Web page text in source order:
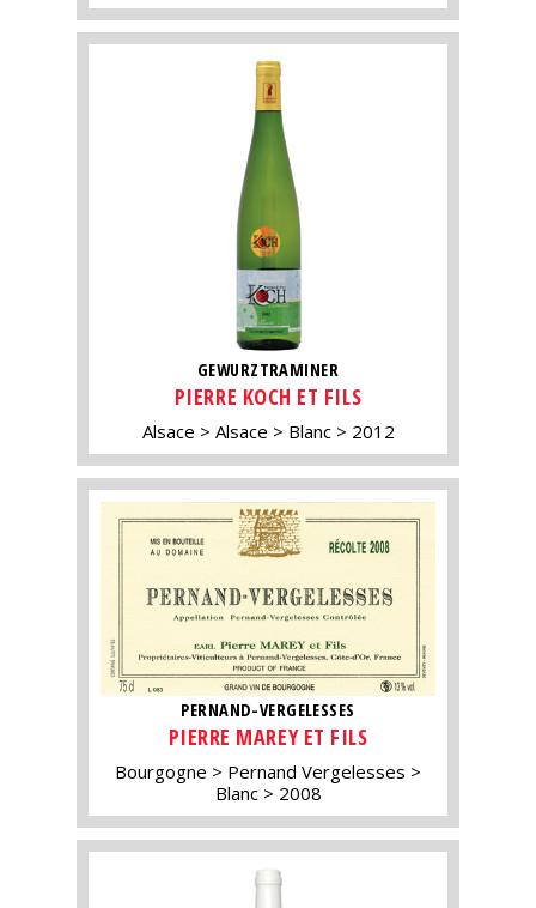
GEWURZTRAMINER
PIERRE KOCH ET FILS
Alsace Alsace Blanc 2012
PERNAND-VERGELESSES
PIERRE MAREY ET FILS
Bourgogne
Pernand Vergelesses
Blanc
2008